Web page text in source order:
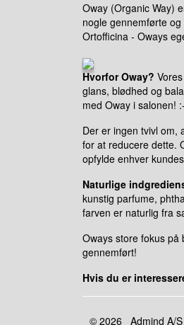
Oway (Organic Way)
nogle gennemførte
Ortofficina - Oways
Hvorfor Oway?
glans, blødhed og
med Oway i salonen!
Der er ingen tvivl om,
for at reducere dette.
opfylde enhver
Naturlige
kunstig parfume,
farven er naturlig fra
Oways store fokus
gennemført!
Hvis du er
© 2026 Admind A/S